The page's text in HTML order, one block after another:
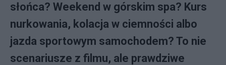
słońca? Weekend w górskim spa? Kurs
nurkowania, kolacja w ciemności albo
jazda sportowym samochodem? To nie
scenariusze z filmu, ale prawdziwe